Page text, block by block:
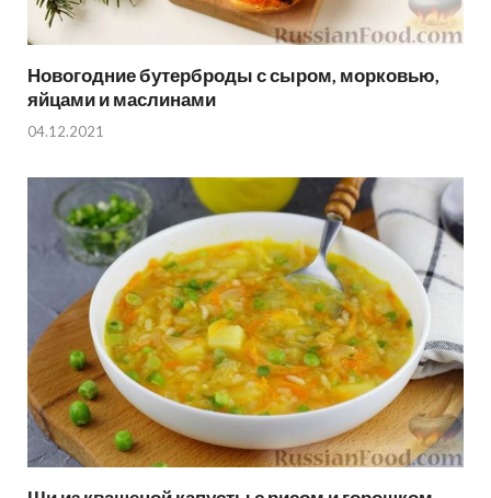
Новогодние бутерброды с сыром, морковью,
яйцами и маслинами
04.12.2021